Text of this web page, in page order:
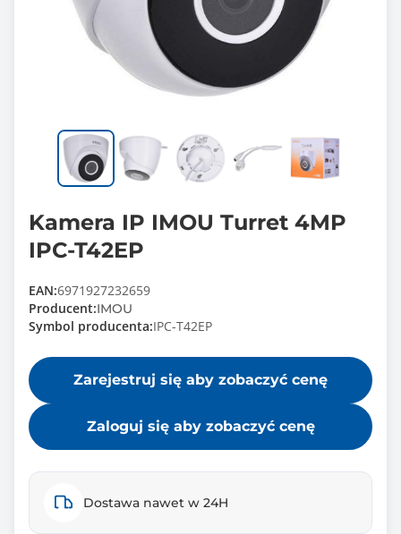
Kamera IP IMOU Turret 4MP
IPC-T42EP
EAN:6971927232659
Producent:IMOU
Symbol producenta:IPC-T42EP
Zarejestruj się aby zobaczyć cenę
Zaloguj się aby zobaczyć cenę
Dostawa nawet w 24H